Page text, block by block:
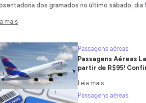
dos gramados no último sábado, dia
mais
Passagens aéreas
Passagens Aéreas
partir de R$95!
Leia mais
Passagens aéreas